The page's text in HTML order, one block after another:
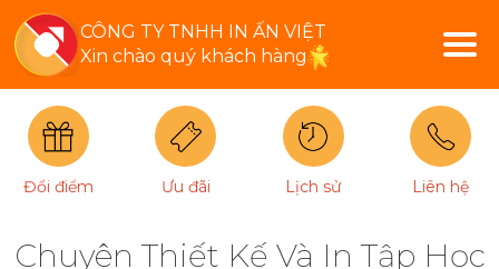
CÔNG TY TNHH IN ẤN VIỆT
Xin chào quý khách hàng
Đổi điểm Ưu đãi Lịch sử Liên hệ
Chuyên Thiết Kế Và In Tập Học